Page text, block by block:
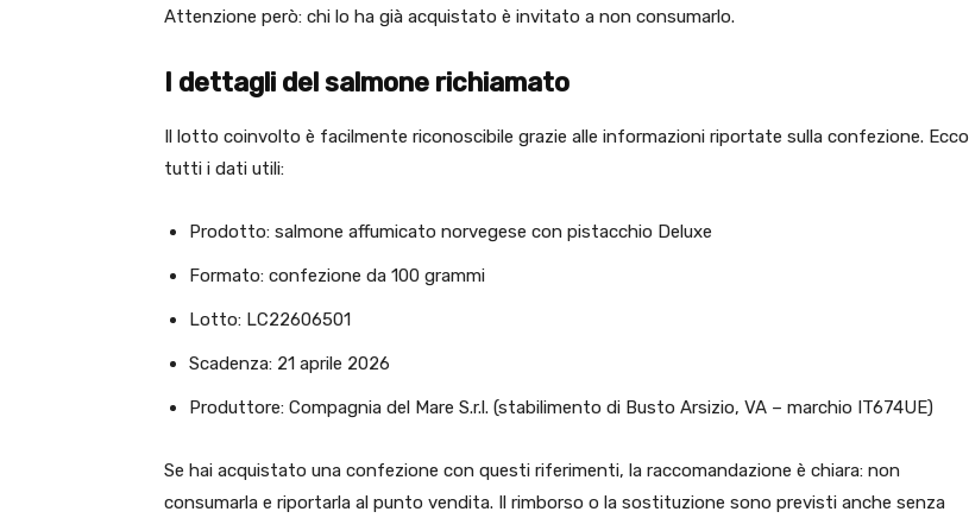
Attenzione però: chi lo ha già acquistato è invitato a non consumarlo.
I dettagli del salmone richiamato
Il lotto coinvolto è facilmente riconoscibile grazie alle informazioni riportate sulla confezione. Ecco
tutti i dati utili:
Prodotto: salmone affumicato norvegese con pistacchio Deluxe
Formato: confezione da 100 grammi
Lotto: LC22606501
Scadenza: 21 aprile 2026
Produttore: Compagnia del Mare S.r.l. (stabilimento di Busto Arsizio, VA – marchio IT674UE)
Se hai acquistato una confezione con questi riferimenti, la raccomandazione è chiara: non
consumarla e riportarla al punto vendita. Il rimborso o la sostituzione sono previsti anche senza